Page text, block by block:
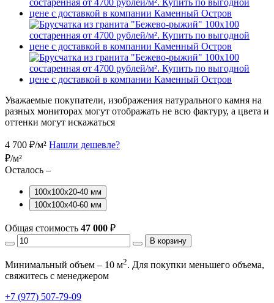
Уважаемые покупатели, изображения натурального камня на
разных мониторах могут отображать не всю фактуру, а цвета и
оттенки могут искажаться
4 700 ₽/м² Нашли дешевле?
₽/м²
Осталось –
100х100х20-40 мм
100х100х40-60 мм
Общая стоимость 47 000 ₽
В корзину
Минимальный объем – 10 м2. Для покупки меньшего объема,
свяжитесь с менеджером
+7 (977) 507-79-09